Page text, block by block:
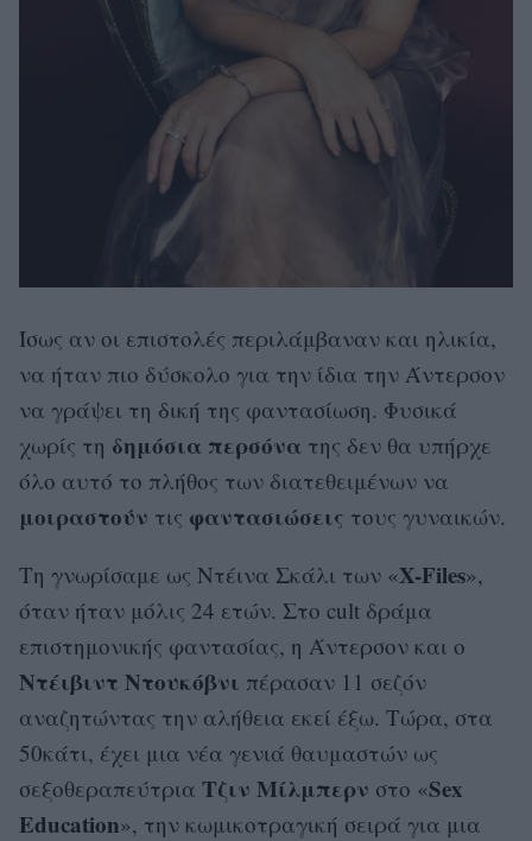
Ίσως αν οι επιστολές περιλάμβαναν και ηλικία,
να ήταν πιο δύσκολο για την ίδια την Άντερσον
να γράψει τη δική της φαντασίωση. Φυσικά
χωρίς τη δημόσια περσόνα της δεν θα υπήρχε
όλο αυτό το πλήθος των διατεθειμένων να
μοιραστούν τις φαντασιώσεις τους γυναικών.
Τη γνωρίσαμε ως Ντέινα Σκάλι των «X-Files»,
όταν ήταν μόλις 24 ετών. Στο cult δράμα
επιστημονικής φαντασίας, η Άντερσον και ο
Ντέιβιντ Ντουκόβνι πέρασαν 11 σεζόν
αναζητώντας την αλήθεια εκεί έξω. Τώρα, στα
50κάτι, έχει μια νέα γενιά θαυμαστών ως
σεξοθεραπεύτρια Τζιν Μίλμπερν στο «Sex
Education», την κωμικοτραγική σειρά για μια